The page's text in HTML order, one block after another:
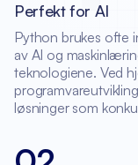
Perfekt for AI
Python brukes ofte
av AI og
teknologiene. Ved
løsninger som